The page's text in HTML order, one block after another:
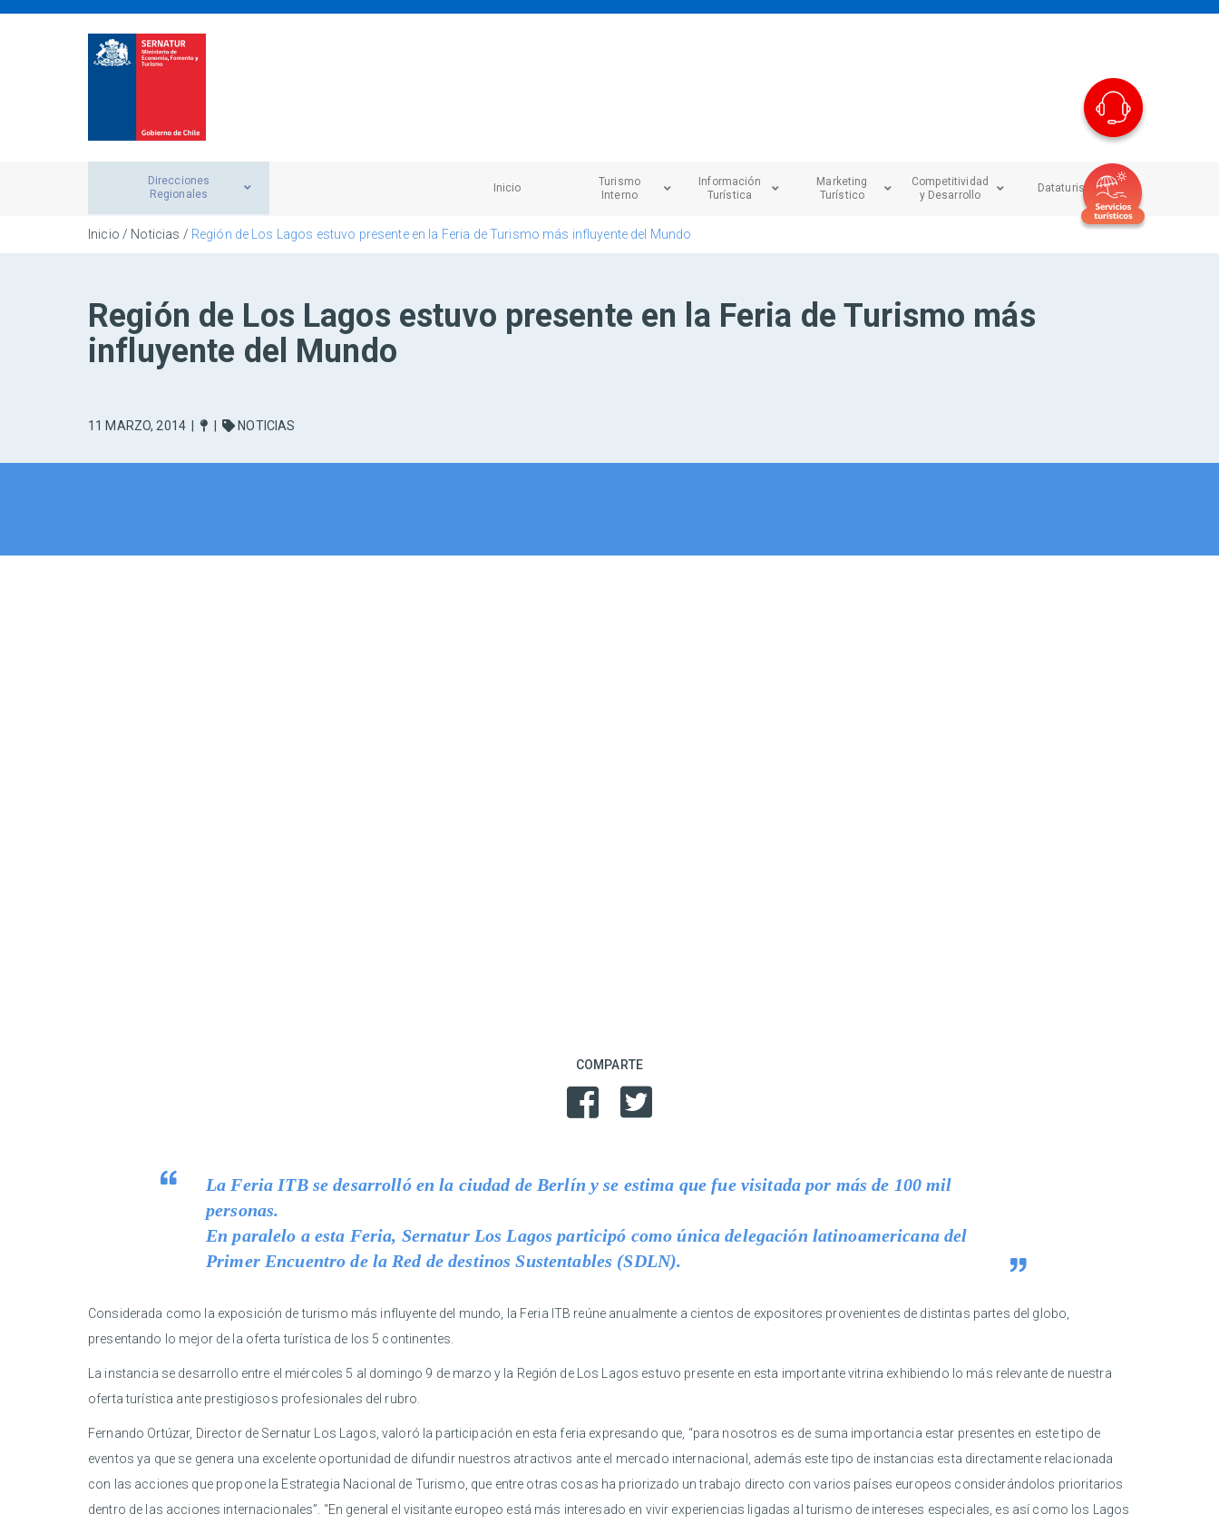
Direcciones
Regionales
Inicio
Turismo
Interno
Información
Turística
Marketing
Turístico
Competitividad
y Desarrollo
Dataturismo
Inicio / Noticias / Región de Los Lagos estuvo presente en la Feria de Turismo más influyente del Mundo
Región de Los Lagos estuvo presente en la Feria de Turismo más
influyente del Mundo
11 MARZO, 2014 NOTICIAS
COMPARTE
La Feria ITB se desarrolló en la ciudad de Berlín y se estima que fue visitada por más de 100 mil
personas.
En paralelo a esta Feria, Sernatur Los Lagos participó como única delegación latinoamericana del
Primer Encuentro de la Red de destinos Sustentables (SDLN).
Considerada como la exposición de turismo más influyente del mundo, la Feria ITB reúne anualmente a cientos de expositores provenientes de distintas partes del globo,
presentando lo mejor de la oferta turística de los 5 continentes.
La instancia se desarrollo entre el miércoles 5 al domingo 9 de marzo y la Región de Los Lagos estuvo presente en esta importante vitrina exhibiendo lo más relevante de nuestra
oferta turística ante prestigiosos profesionales del rubro.
Fernando Ortúzar, Director de Sernatur Los Lagos, valoró la participación en esta feria expresando que, “para nosotros es de suma importancia estar presentes en este tipo de
eventos ya que se genera una excelente oportunidad de difundir nuestros atractivos ante el mercado internacional, además este tipo de instancias esta directamente relacionada
con las acciones que propone la Estrategia Nacional de Turismo, que entre otras cosas ha priorizado un trabajo directo con varios países europeos considerándolos prioritarios
dentro de las acciones internacionales”. “En general el visitante europeo está más interesado en vivir experiencias ligadas al turismo de intereses especiales, es así como los Lagos